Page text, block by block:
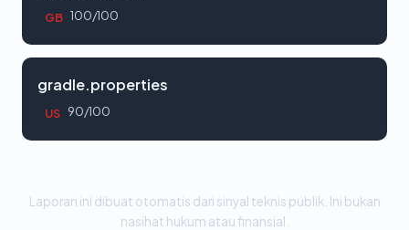
GB 100/100
gradle.properties
US 90/100
Laporan ini dibuat otomatis dari sinyal teknis publik. Ini bukan
nasihat hukum atau finansial.